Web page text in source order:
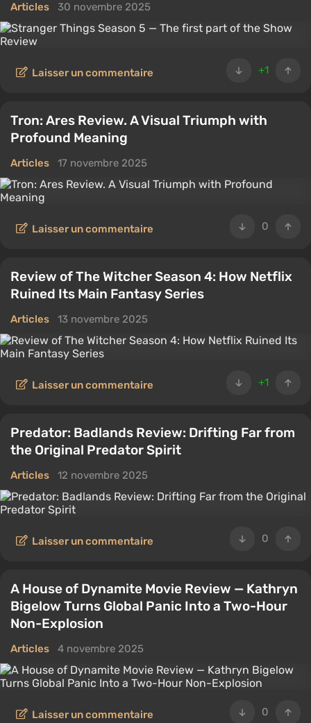
Articles 30 novembre 2025
+1
Laisser un commentaire
Tron: Ares Review. A Visual Triumph with
Profound Meaning
Articles 17 novembre 2025
0
Laisser un commentaire
Review of The Witcher Season 4: How Netflix
Ruined Its Main Fantasy Series
Articles 13 novembre 2025
+1
Laisser un commentaire
Predator: Badlands Review: Drifting Far from
the Original Predator Spirit
Articles 12 novembre 2025
0
Laisser un commentaire
A House of Dynamite Movie Review — Kathryn
Bigelow Turns Global Panic Into a Two-Hour
Non-Explosion
Articles 4 novembre 2025
0
Laisser un commentaire